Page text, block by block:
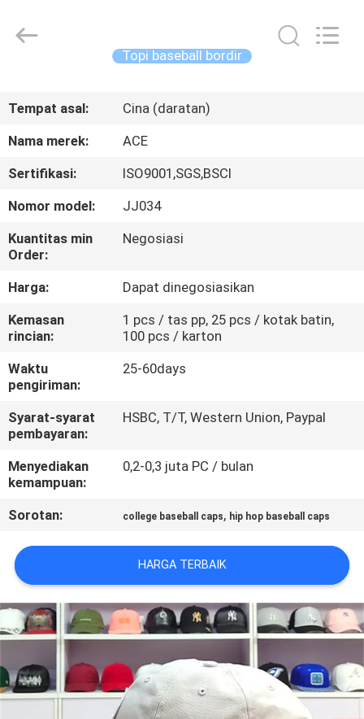
PRODUK
KAMI
PABRIK
KONTROL
KUALITAS
HUBUNGI
KAMI
BERITA
KASUS
SITEMAP
PRIVACY
POLICY
Topi baseball bordir
Tempat asal:
Cina (daratan)
Nama merek:
ACE
Sertifikasi:
ISO9001,SGS,BSCI
Nomor model:
JJ034
Kuantitas min
Order:
Negosiasi
Harga:
Dapat dinegosiasikan
Kemasan
rincian:
1 pcs / tas pp, 25 pcs / kotak batin,
100 pcs / karton
Waktu
pengiriman:
25-60days
Syarat-syarat
pembayaran:
HSBC, T/T, Western Union, Paypal
Menyediakan
kemampuan:
0,2-0,3 juta PC / bulan
Sorotan: college baseball caps, hip hop baseball caps
HARGA TERBAIK